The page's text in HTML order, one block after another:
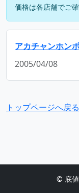
価格は各店舗でご確
アカチャンホン
2005/04/08
トップページへ戻る
© 底値